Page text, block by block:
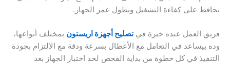
نحافظ على كفاءة التشغيل ونطول عمر الجهاز.
فريق العمل عنده خبرة فيتصليح أجهزة اريستون بمختلف أنواعها،
وده بيساعد في التعامل مع الأعطال بسرعة ودقة مع الالتزام بجودة
التنفيذ في كل خطوة من بداية الفحص لحد اختبار الجهاز بعد